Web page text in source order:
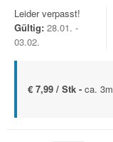
Leider verpasst!
Gültig: 28.01. -
03.02.
€ 7,99 / Stk - ca. 3m